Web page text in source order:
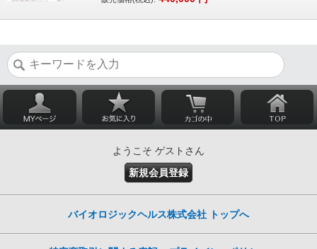
ようこそ ゲストさん
新規会員登録
バイオロジックヘルス株式会社 トップへ